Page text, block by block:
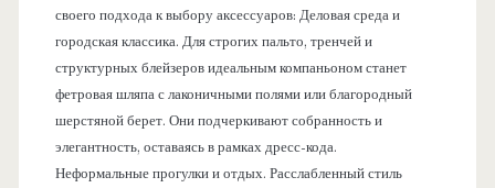
своего подхода к выбору аксессуаров: Деловая среда и
городская классика. Для строгих пальто, тренчей и
структурных блейзеров идеальным компаньоном станет
фетровая шляпа с лаконичными полями или благородный
шерстяной берет. Они подчеркивают собранность и
элегантность, оставаясь в рамках дресс-кода.
Неформальные прогулки и отдых. Расслабленный стиль